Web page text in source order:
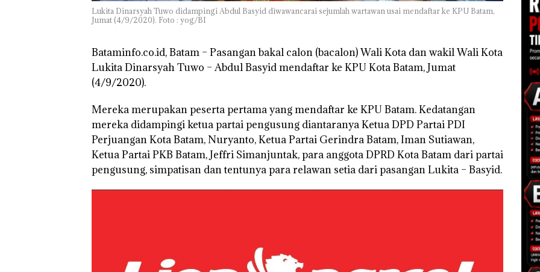
Lukita Dinarsyah Tuwo didampingi Abdul Basyid diwawancarai sejumlah wartawan usai mendaftar ke KPU Batam,
Jumat (4/9/2020). Foto : yog/BI
Bataminfo.co.id, Batam – Pasangan bakal calon (bacalon) Wali Kota dan wakil Wali Kota
Lukita Dinarsyah Tuwo – Abdul Basyid mendaftar ke KPU Kota Batam, Jumat
(4/9/2020).
Mereka merupakan peserta pertama yang mendaftar ke KPU Batam. Kedatangan
mereka didampingi ketua partai pengusung diantaranya Ketua DPD Partai PDI
Perjuangan Kota Batam, Nuryanto, Ketua Partai Gerindra Batam, Iman Sutiawan,
Ketua Partai PKB Batam, Jeffri Simanjuntak, para anggota DPRD Kota Batam dari partai
pengusung, simpatisan dan tentunya para relawan setia dari pasangan Lukita – Basyid.